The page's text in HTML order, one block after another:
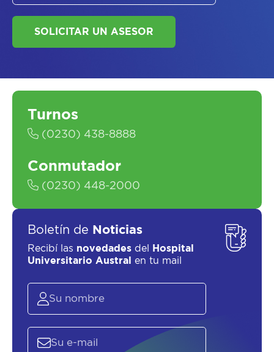
SOLICITAR UN ASESOR
Turnos
(0230) 438-8888
Conmutador
(0230) 448-2000
Boletín de Noticias
Recibí las novedades del
Hospital
Universitario Austral
en tu mail